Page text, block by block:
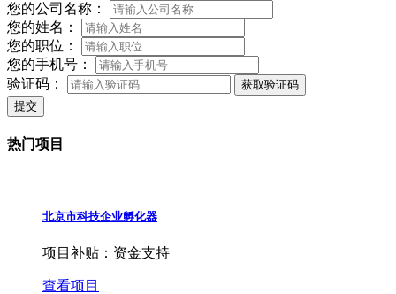
您的公司名称：
您的姓名：
您的职位：
您的手机号：
验证码：
获取验证码
提交
热门项目
北京市科技企业孵化器
项目补贴： 资金支持
查看项目